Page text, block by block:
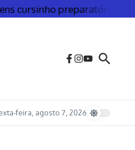
preparatório
feira, agosto 7, 2026